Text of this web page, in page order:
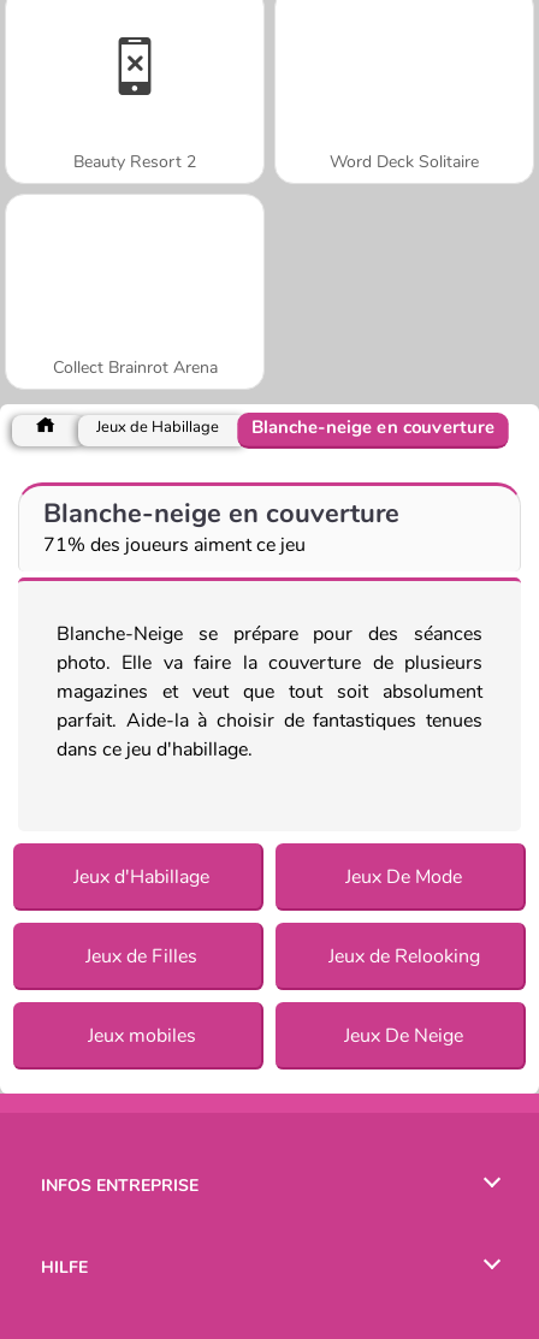
Beauty Resort 2 Word Deck Solitaire
Collect Brainrot Arena
Jeux de Habillage Blanche-neige en couverture
Blanche-neige en couverture
71% des joueurs aiment ce jeu
Blanche-Neige se prépare pour des séances
photo. Elle va faire la couverture de plusieurs
magazines et veut que tout soit absolument
parfait. Aide-la à choisir de fantastiques tenues
dans ce jeu d'habillage.
Jeux d'Habillage Jeux De Mode
Jeux de Filles Jeux de Relooking
Jeux mobiles Jeux De Neige
INFOS ENTREPRISE
HILFE